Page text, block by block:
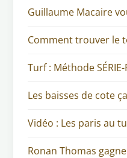
Guillaume Macaire
Comment trouver le
Turf : Méthode
Les baisses de cote
Vidéo : Les paris au
Ronan Thomas